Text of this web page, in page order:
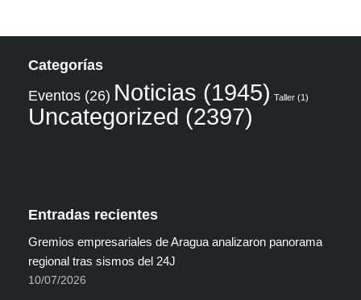
Categorías
Eventos (26) Noticias (1945) Taller (1)
Uncategorized (2397)
Entradas recientes
Gremios empresariales de Aragua analizaron panorama
regional tras sismos del 24J
10/07/2026